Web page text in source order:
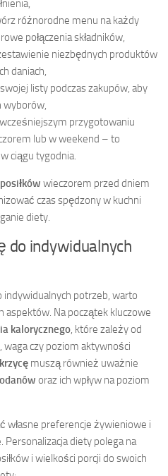
różnorodne menu na każdy
połączenia składników,
niezbędnych produktów
daniach,
listy podczas zakupów, aby
wyborów,
przygotowaniu
lub w weekend – to
ciągu tygodnia.
wieczorem przed dniem
czas spędzony w kuchni
diety.
do indywidualnych
potrzeb, warto
aspektów. Na początek kluczowe
kalorycznego, które zależy od
waga czy poziom aktywności
muszą również uważnie
oraz ich wpływ na poziom
własne preferencje żywieniowe i
diety polega na
i wielkości porcji do swoich